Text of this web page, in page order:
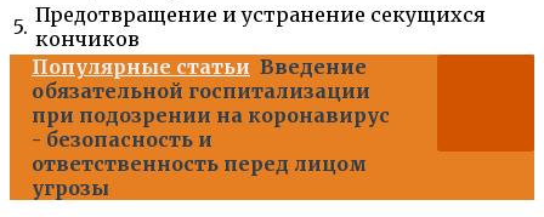
5. Предотвращение и устранение секущихся
кончиков
Популярные статьи Введение
обязательной госпитализации
при подозрении на коронавирус
- безопасность и
ответственность перед лицом
угрозы